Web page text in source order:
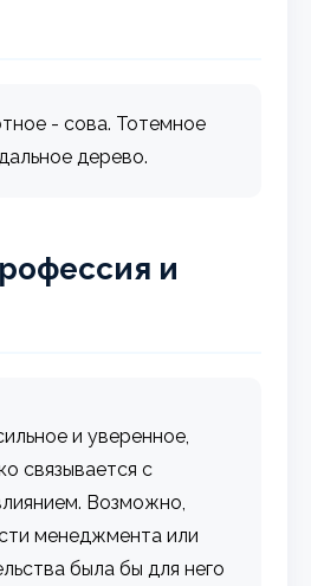
- сова. Тотемное
дерево.
и
и уверенное,
связывается с
Возможно,
менеджмента или
была бы для него